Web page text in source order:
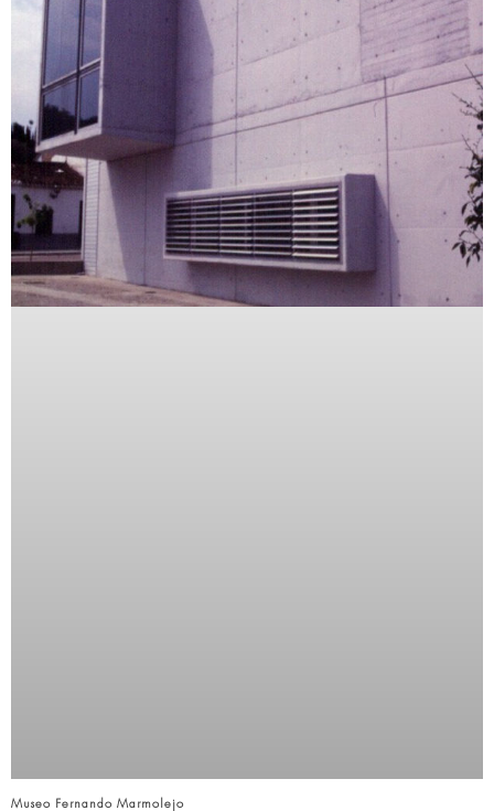
Museo Fernando Marmolejo